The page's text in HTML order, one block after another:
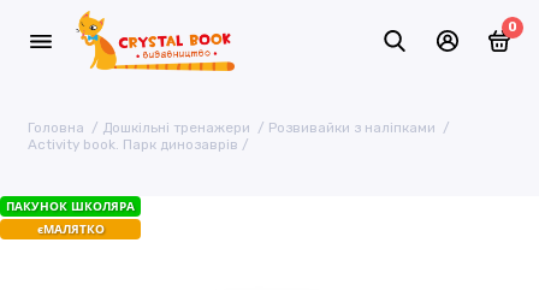
0
Головна Дошкільні тренажери
Розвивайки з наліпками
Activity book. Парк динозаврів
ПАКУНОК ШКОЛЯРА
єМАЛЯТКО